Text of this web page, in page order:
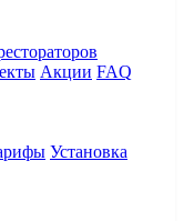
Акции FAQ
Установка